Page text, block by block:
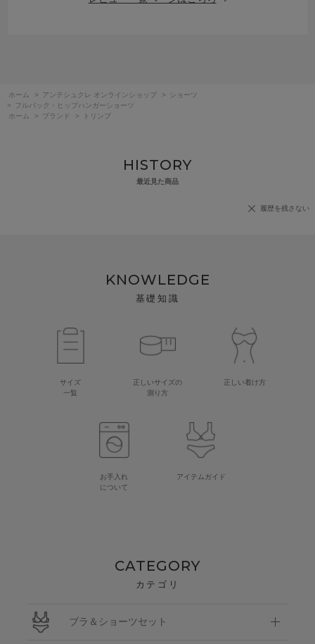
ホーム > アンテシュクレ オンラインショップ >
ショーツ
>
フルバック・ヒップハンガーショーツ
ホーム
> ブランド > トリンプ
HISTORY
最近見た商品
履歴を残さない
KNOWLEDGE
基礎知識
サイズ
一覧
正しいサイズの
測り方
正しい着け方
お手入れ
について
アイテムガイド
CATEGORY
カテゴリ
ブラ＆ショーツセット